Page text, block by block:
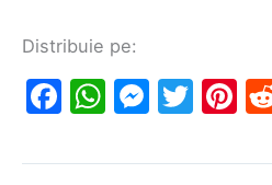
Distribuie pe:
F
c
W
at
M
s
T
itt
Pi
er